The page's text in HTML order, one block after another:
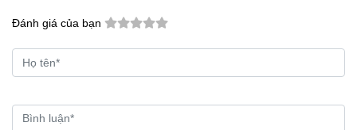
Đánh giá của bạn